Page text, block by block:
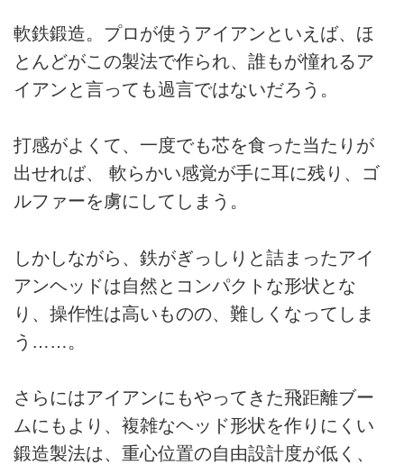
軟鉄鍛造。プロが使うアイアンといえば、ほ
とんどがこの製法で作られ、誰もが憧れるア
イアンと言っても過言ではないだろう。
打感がよくて、一度でも芯を食った当たりが
出せれば、 軟らかい感覚が手に耳に残り、ゴ
ルファーを虜にしてしまう。
しかしながら、鉄がぎっしりと詰まったアイ
アンヘッドは自然とコンパクトな形状とな
り、操作性は高いものの、難しくなってしま
う……。
さらにはアイアンにもやってきた飛距離ブー
ムにもより、複雑なヘッド形状を作りにくい
鍛造製法は、重心位置の自由設計度が低く、